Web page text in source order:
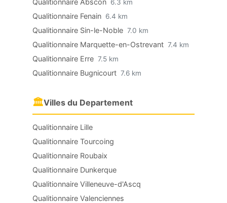
Qualitionnaire Abscon 6.3 km
Qualitionnaire Fenain 6.4 km
Qualitionnaire Sin-le-Noble 7.0 km
Qualitionnaire Marquette-en-Ostrevant 7.4 km
Qualitionnaire Erre 7.5 km
Qualitionnaire Bugnicourt 7.6 km
🏛Villes du Departement
Qualitionnaire Lille
Qualitionnaire Tourcoing
Qualitionnaire Roubaix
Qualitionnaire Dunkerque
Qualitionnaire Villeneuve-d'Ascq
Qualitionnaire Valenciennes